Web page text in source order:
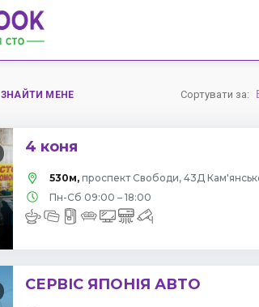
ЗНАЙТИ МЕНЕ Сортувати за:
4 коня
530м, проспект Свободи, 43Д
Пн-Сб 09:00 – 18:00
СЕРВІС ЯПОНІЯ АВТО